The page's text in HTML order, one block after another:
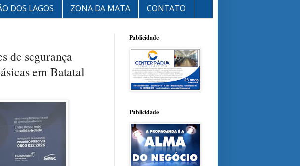
DOS LAGOS ZONA DA MATA CONTATO
de segurança
em Batatal
Publicidade
Publicidade